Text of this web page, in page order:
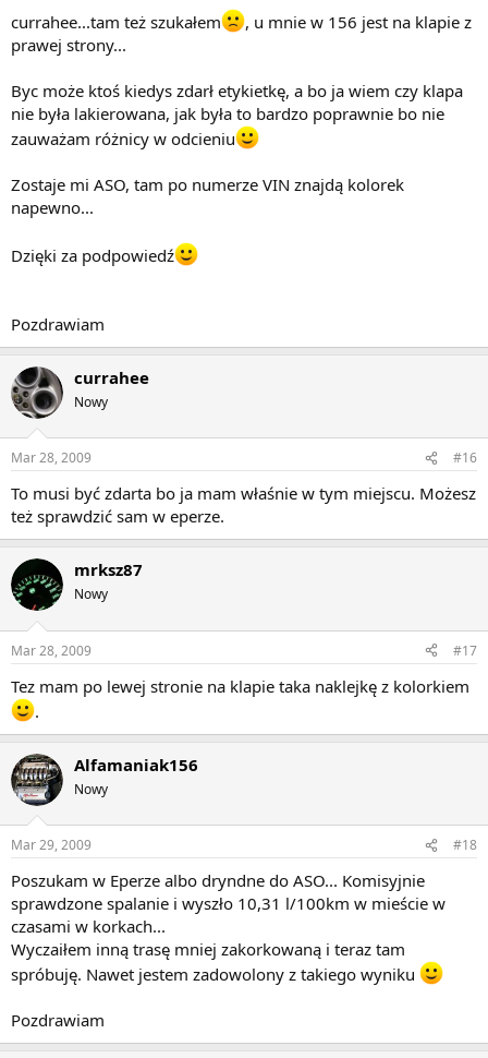
currahee...tam też szukałem
, u mnie w 156 jest na klapie z
prawej strony...
Byc może ktoś kiedys zdarł etykietkę, a bo ja wiem czy klapa
nie była lakierowana, jak była to bardzo poprawnie bo nie
zauważam różnicy w odcieniu
Zostaje mi ASO, tam po numerze VIN znajdą kolorek
napewno...
Dzięki za podpowiedź
Pozdrawiam
currahee
Nowy
Mar 28, 2009 #16
To musi być zdarta bo ja mam właśnie w tym miejscu. Możesz
też sprawdzić sam w eperze.
mrksz87
Nowy
Mar 28, 2009 #17
Tez mam po lewej stronie na klapie taka naklejkę z kolorkiem
.
Alfamaniak156
Nowy
Mar 29, 2009 #18
Poszukam w Eperze albo dryndne do ASO... Komisyjnie
sprawdzone spalanie i wyszło 10,31 l/100km w mieście w
czasami w korkach...
Wyczaiłem inną trasę mniej zakorkowaną i teraz tam
spróbuję. Nawet jestem zadowolony z takiego wyniku
Pozdrawiam